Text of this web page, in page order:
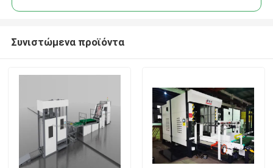
Συνιστώμενα προϊόντα